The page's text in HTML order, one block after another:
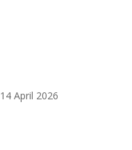
14 April 2026